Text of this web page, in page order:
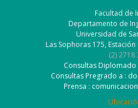
Facultad de
Departamento de
Universidad de
Las Sophoras 175, Estación
(2) 2718
Consultas Diplomado
Consultas Pregrado a :
Prensa :